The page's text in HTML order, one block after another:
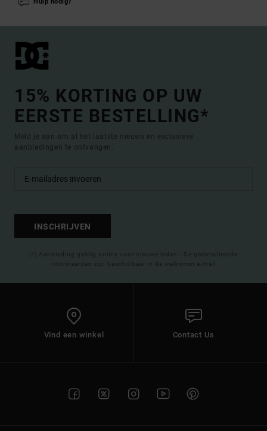
Hulp nodig?
15% KORTING OP UW
EERSTE BESTELLING*
Meld je aan om al het laatste nieuws en exclusieve
aanbiedingen te ontvangen.
INSCHRIJVEN
(*) Aanbieding geldig online voor nieuwe leden - De gedetailleerde
voorwaarden zijn beschikbaar in de welkomst e-mail
Vind een winkel Contact Us